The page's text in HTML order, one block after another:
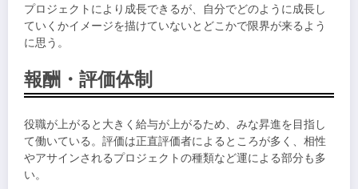
プロジェクトにより成長できるが、自分でどのように成長し
ていくかイメージを描けていないとどこかで限界が来るよう
に思う。
報酬・評価体制
役職が上がると大きく給与が上がるため、みな昇進を目指し
て働いている。評価は正直評価者によるところが多く、相性
やアサインされるプロジェクトの種類など運による部分も多
い。